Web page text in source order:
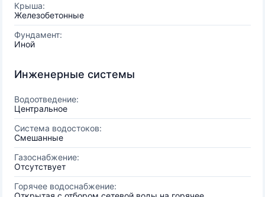
Крыша:
Железобетонные
Фундамент:
Иной
Инженерные системы
Водоотведение:
Центральное
Система водостоков:
Смешанные
Газоснабжение:
Отсутствует
Горячее водоснабжение: